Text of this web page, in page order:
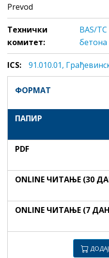
Prevod
Технички
комитет:
BAS/
бетона
ICS: 91.010.01,
ФОРМАТ
ПАПИР
PDF
ONLINE ЧИТАЊЕ (30
ONLINE ЧИТАЊЕ (7